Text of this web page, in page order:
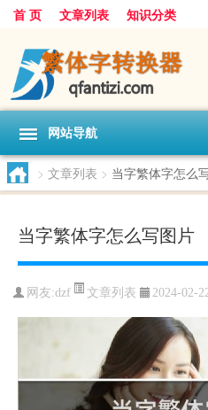
首 页 文章列表 知识分类
网站导航
> 文章列表 > 当字繁体字怎么
当字繁体字怎么写图片
网友:dzf 文章列表 2024-02-